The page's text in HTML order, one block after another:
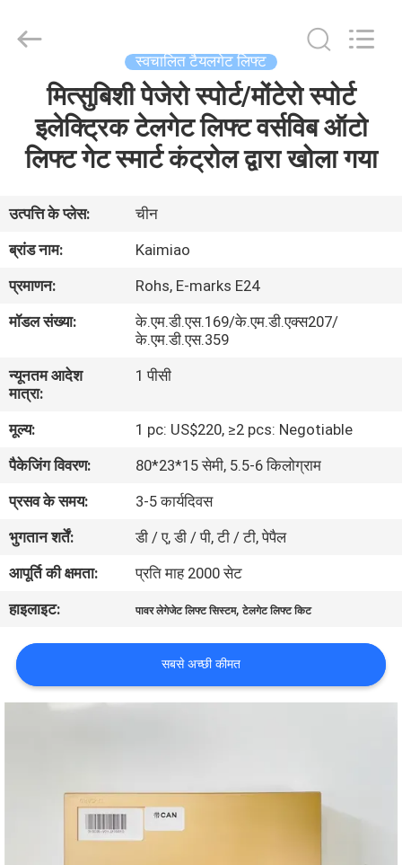
उत्पादों
हमारे
बारे
में
कारखाना
भ्रमण
गुणवत्ता
नियंत्रण
संपर्क
करें
समाचार
एक
उद्धरण
Technology
स्वचालित टैयलगेट लिफ्ट
मित्सुबिशी पेजेरो स्पोर्ट/मोंटेरो स्पोर्ट
इलेक्ट्रिक टेलगेट लिफ्ट वर्सविब ऑटो
लिफ्ट गेट स्मार्ट कंट्रोल द्वारा खोला गया
उत्पत्ति के प्लेस:
चीन
ब्रांड नाम:
Kaimiao
प्रमाणन:
Rohs, E-marks E24
मॉडल संख्या:
के.एम.डी.एस.169/के.एम.डी.एक्स207/
के.एम.डी.एस.359
न्यूनतम आदेश
मात्रा:
1 पीसी
मूल्य:
1 pc: US$220, ≥2 pcs: Negotiable
पैकेजिंग विवरण:
80*23*15 सेमी, 5.5-6 किलोग्राम
प्रसव के समय:
3-5 कार्यदिवस
भुगतान शर्तें:
डी / ए, डी / पी, टी / टी, पेपैल
आपूर्ति की क्षमता:
प्रति माह 2000 सेट
हाइलाइट:
पावर लेगेजेट लिफ्ट सिस्टम,टेलगेट लिफ्ट किट
सबसे अच्छी कीमत